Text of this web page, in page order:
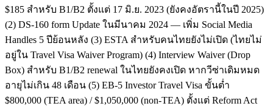
$185 สำหรับ B1/B2 ตั้งแต่ 17 มิ.ย. 2023 (ยังคงอัตรานี้ในปี 2025)
(2) DS-160 form Update ในมีนาคม 2024 — เพิ่ม Social Media
Handles 5 ปีย้อนหลัง (3) ESTA สำหรับคนไทยยังไม่เปิด (ไทยไม่
อยู่ใน Travel Visa Waiver Program) (4) Interview Waiver (Drop
Box) สำหรับ B1/B2 renewal ในไทยยังคงเปิด หากวีซ่าเดิมหมด
อายุไม่เกิน 48 เดือน (5) EB-5 Investor Travel Visa ขั้นต่ำ
$800,000 (TEA area) / $1,050,000 (non-TEA) ตั้งแต่ Reform Act